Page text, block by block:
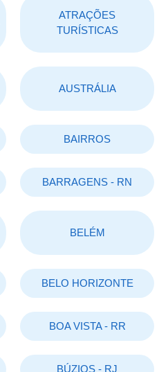
ATRAÇÕES
TURÍSTICAS
AUSTRÁLIA
BAIRROS
BARRAGENS - RN
BELÉM
BELO HORIZONTE
BOA VISTA - RR
BÚZIOS - RJ